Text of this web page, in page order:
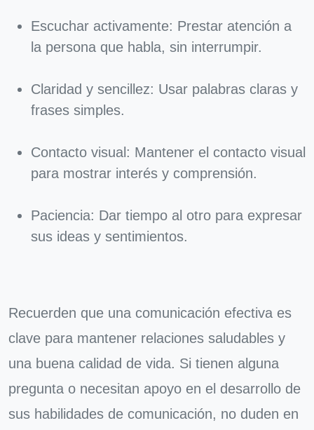
Escuchar activamente: Prestar atención a
la persona que habla, sin interrumpir.
Claridad y sencillez: Usar palabras claras y
frases simples.
Contacto visual: Mantener el contacto visual
para mostrar interés y comprensión.
Paciencia: Dar tiempo al otro para expresar
sus ideas y sentimientos.
Recuerden que una comunicación efectiva es
clave para mantener relaciones saludables y
una buena calidad de vida. Si tienen alguna
pregunta o necesitan apoyo en el desarrollo de
sus habilidades de comunicación, no duden en